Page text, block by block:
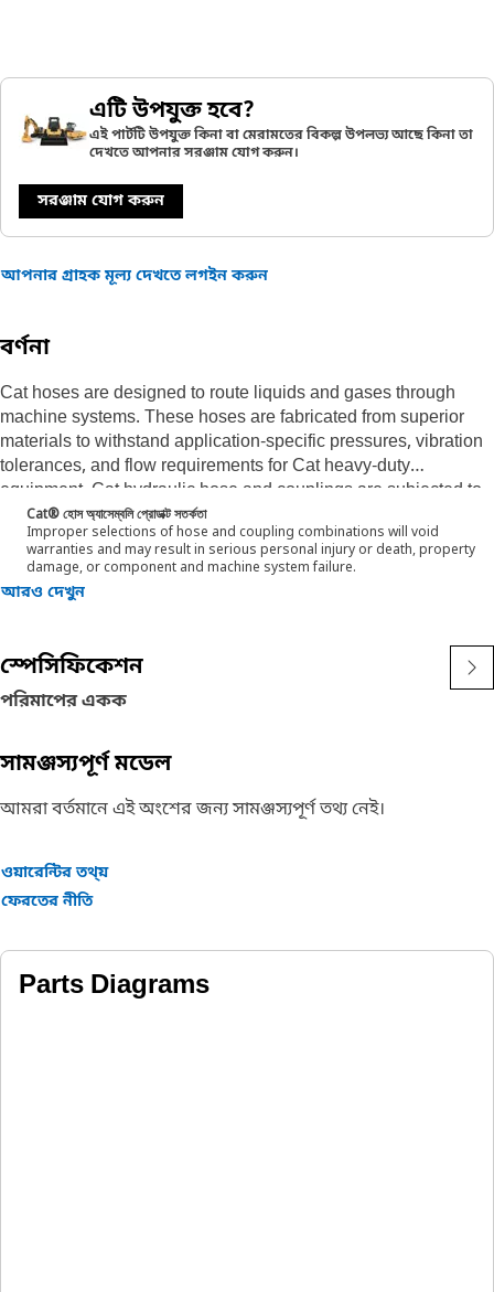
এটি উপযুক্ত হবে?
এই পার্টটি উপযুক্ত কিনা বা মেরামতের বিকল্প উপলভ্য আছে কিনা তা
দেখতে আপনার সরঞ্জাম যোগ করুন।
সরঞ্জাম যোগ করুন
আপনার গ্রাহক মূল্য দেখতে লগইন করুন
বর্ণনা
Cat hoses are designed to route liquids and gases through
machine systems. These hoses are fabricated from superior
materials to withstand application-specific pressures, vibration
tolerances, and flow requirements for Cat heavy-duty
equipment. Cat hydraulic hose and couplings are subjected to
the most rigorous testing processes in the industry. Every Cat
hose and coupling combination is tested as a system to ensure
a perfect fit that yields maximum safety and dependability. Cat
compact hoses also work at half the SAE bend radius, allowing
The construction of the hose is made from a special high-
temperature synthetic rubber tube and single high-tensile steel
wire braid reinforcement. The outer cover is oil, weather, and
rubber.
Cat® হোস অ্যাসেম্বলি প্রোডাক্ট সতর্কতা
Improper selections of hose and coupling combinations will void
warranties and may result in serious personal injury or death, property
damage, or component and machine system failure.
আরও দেখুন
স্পেসিফিকেশন
পরিমাপের একক
সামঞ্জস্যপূর্ণ মডেল
আমরা বর্তমানে এই অংশের জন্য সামঞ্জস্যপূর্ণ তথ্য নেই।
ওয়ারেন্টির তথ্য়
ফেরতের নীতি
Parts Diagrams